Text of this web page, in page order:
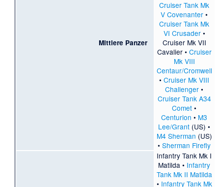
Mittlere Panzer
Cruiser Tank Mk
V Covenanter •
Cruiser Tank Mk
VI Crusader•
Cruiser Mk VII
Cavalier• Cruiser
Mk VIII
Centaur/Cromwell
•Cruiser Mk VIII
Challenger •
Cruiser Tank A34
Comet •
Centurion • M3
Lee/Grant (US) •
M4 Sherman (US)
•Sherman Firefly
Infantry Tank Mk I
Matilda • Infantry
Tank Mk II Matilda
• Infantry Tank Mk